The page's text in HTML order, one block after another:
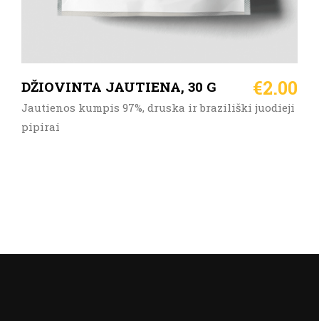
DŽIOVINTA JAUTIENA, 30 G €2.00
Jautienos kumpis 97%, druska ir braziliški juodieji
pipirai